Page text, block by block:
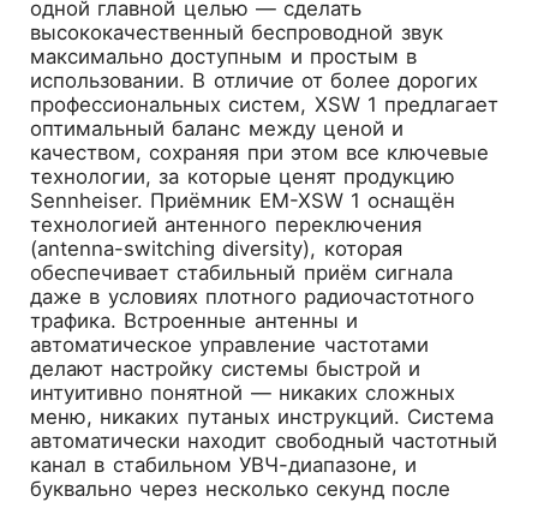
одной главной целью — сделать
высококачественный беспроводной звук
максимально доступным и простым в
использовании. В отличие от более дорогих
профессиональных систем, XSW 1 предлагает
оптимальный баланс между ценой и
качеством, сохраняя при этом все ключевые
технологии, за которые ценят продукцию
Sennheiser. Приёмник EM-XSW 1 оснащён
технологией антенного переключения
(antenna-switching diversity), которая
обеспечивает стабильный приём сигнала
даже в условиях плотного радиочастотного
трафика. Встроенные антенны и
автоматическое управление частотами
делают настройку системы быстрой и
интуитивно понятной — никаких сложных
меню, никаких путаных инструкций. Система
автоматически находит свободный частотный
канал в стабильном УВЧ-диапазоне, и
буквально через несколько секунд после